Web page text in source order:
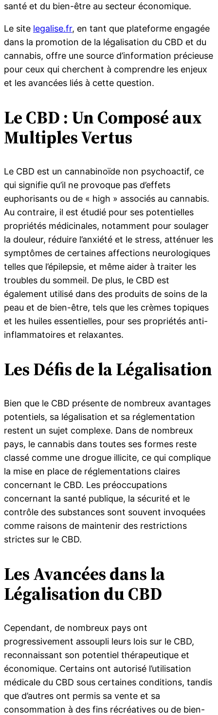
santé et du bien-être au secteur économique.
Le site legalise.fr, en tant que plateforme engagée
dans la promotion de la légalisation du CBD et du
cannabis, offre une source d’information précieuse
pour ceux qui cherchent à comprendre les enjeux
et les avancées liés à cette question.
Le CBD : Un Composé aux
Multiples Vertus
Le CBD est un cannabinoïde non psychoactif, ce
qui signifie qu’il ne provoque pas d’effets
euphorisants ou de « high » associés au cannabis.
Au contraire, il est étudié pour ses potentielles
propriétés médicinales, notamment pour soulager
la douleur, réduire l’anxiété et le stress, atténuer les
symptômes de certaines affections neurologiques
telles que l’épilepsie, et même aider à traiter les
troubles du sommeil. De plus, le CBD est
également utilisé dans des produits de soins de la
peau et de bien-être, tels que les crèmes topiques
et les huiles essentielles, pour ses propriétés anti-
inflammatoires et relaxantes.
Les Défis de la Légalisation
Bien que le CBD présente de nombreux avantages
potentiels, sa légalisation et sa réglementation
restent un sujet complexe. Dans de nombreux
pays, le cannabis dans toutes ses formes reste
classé comme une drogue illicite, ce qui complique
la mise en place de réglementations claires
concernant le CBD. Les préoccupations
concernant la santé publique, la sécurité et le
contrôle des substances sont souvent invoquées
comme raisons de maintenir des restrictions
strictes sur le CBD.
Les Avancées dans la
Légalisation du CBD
Cependant, de nombreux pays ont
progressivement assoupli leurs lois sur le CBD,
reconnaissant son potentiel thérapeutique et
économique. Certains ont autorisé l’utilisation
médicale du CBD sous certaines conditions, tandis
que d’autres ont permis sa vente et sa
consommation à des fins récréatives ou de bien-